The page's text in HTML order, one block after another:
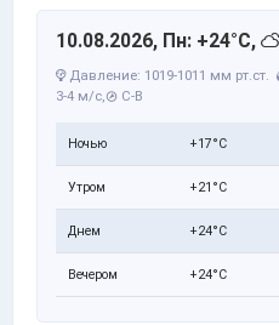
10.08.2026, Пн: +24°C,
Давление: 1019-1011 мм рт.ст.
3-4 м/с,
С-В
Ночью +17°C
Утром +21°C
Днем +24°C
Вечером +24°C